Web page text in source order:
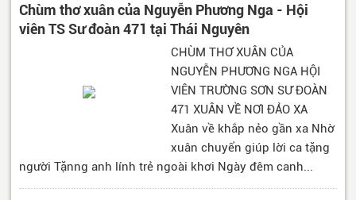
Chùm thơ xuân của Nguyễn Phương Nga - Hội
viên TS Sư đoàn 471 tại Thái Nguyên
CHÙM THƠ XUÂN CỦA
NGUYỄN PHƯƠNG NGA HỘI
VIÊN TRƯỜNG SƠN SƯ ĐOÀN
471 XUÂN VỀ NƠI ĐẢO XA
Xuân về khắp nẻo gần xa Nhờ
xuân chuyển giúp lời ca tặng
người Tặnng anh lính trẻ ngoài khơi Ngày đêm canh...